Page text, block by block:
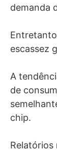
demanda
escassez
A
de
chip.